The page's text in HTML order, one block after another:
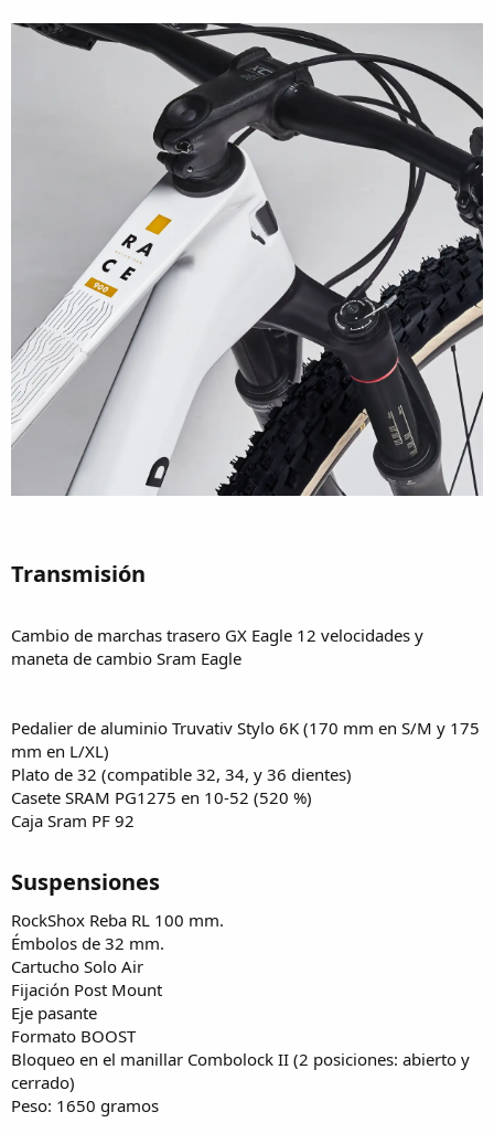
Transmisión​
Cambio de marchas trasero GX Eagle 12 velocidades y
maneta de cambio Sram Eagle
Pedalier de aluminio Truvativ Stylo 6K (170 mm en S/M y 175
mm en L/XL)
Plato de 32 (compatible 32, 34, y 36 dientes)
Casete SRAM PG1275 en 10-52 (520 %)
Caja Sram PF 92
Suspensiones​
RockShox Reba RL 100 mm.
Émbolos de 32 mm.
Cartucho Solo Air
Fijación Post Mount
Eje pasante
Formato BOOST
Bloqueo en el manillar Combolock II (2 posiciones: abierto y
cerrado)
Peso: 1650 gramos